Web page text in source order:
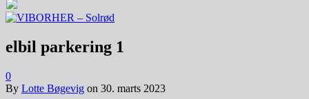
elbil parkering 1
0
By Lotte Bøgevig on 30. marts 2023